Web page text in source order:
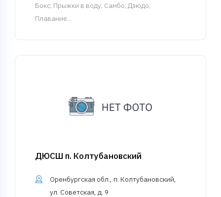
Бокс; Прыжки в воду; Самбо; Дзюдо;
Плавание...
ДЮСШ п. Колтубановский
Оренбургская обл., п. Колтубановский,
ул. Советская, д. 9